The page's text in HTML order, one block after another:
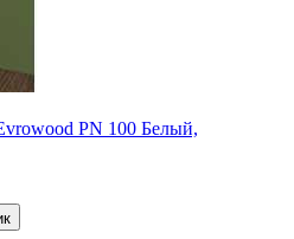
PN 100 Белый,